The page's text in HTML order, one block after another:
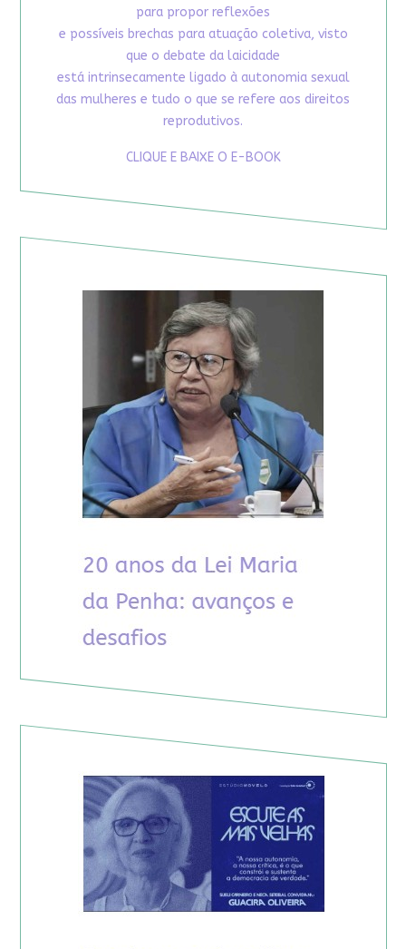
para propor reflexões
e possíveis brechas para atuação coletiva, visto
que o debate da laicidade
está intrinsecamente ligado à autonomia sexual
das mulheres e tudo o que se refere aos direitos
reprodutivos.
CLIQUE E BAIXE O E-BOOK